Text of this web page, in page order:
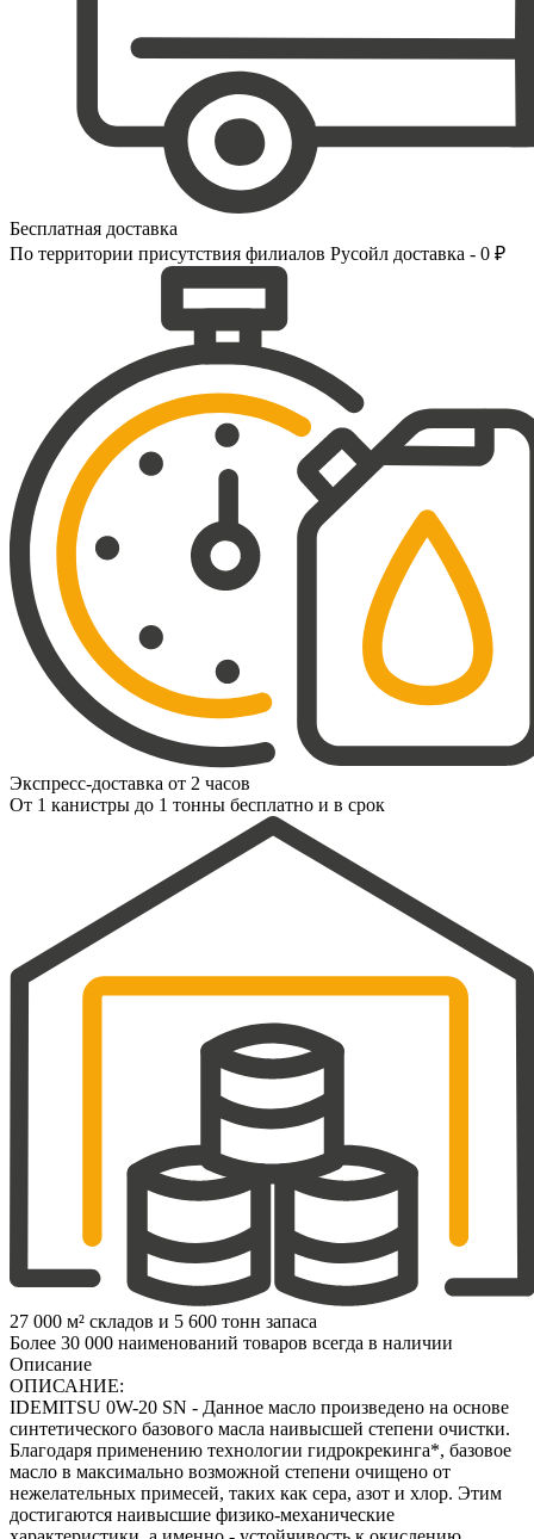
Бесплатная доставка
По территории присутствия филиалов Русойл доставка - 0 ₽
Экспресс-доставка от 2 часов
От 1 канистры до 1 тонны бесплатно и в срок
27 000 м² складов и 5 600 тонн запаса
Более 30 000 наименований товаров всегда в наличии
Описание
ОПИСАНИЕ:
IDEMITSU 0W-20 SN - Данное масло произведено на основе
синтетического базового масла наивысшей степени очистки.
Благодаря применению технологии гидрокрекинга*, базовое
масло в максимально возможной степени очищено от
нежелательных примесей, таких как сера, азот и хлор. Этим
достигаются наивысшие физико-механические